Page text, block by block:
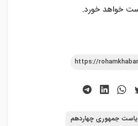
خواهد خورد.
https://
جمهوری چهاردهم